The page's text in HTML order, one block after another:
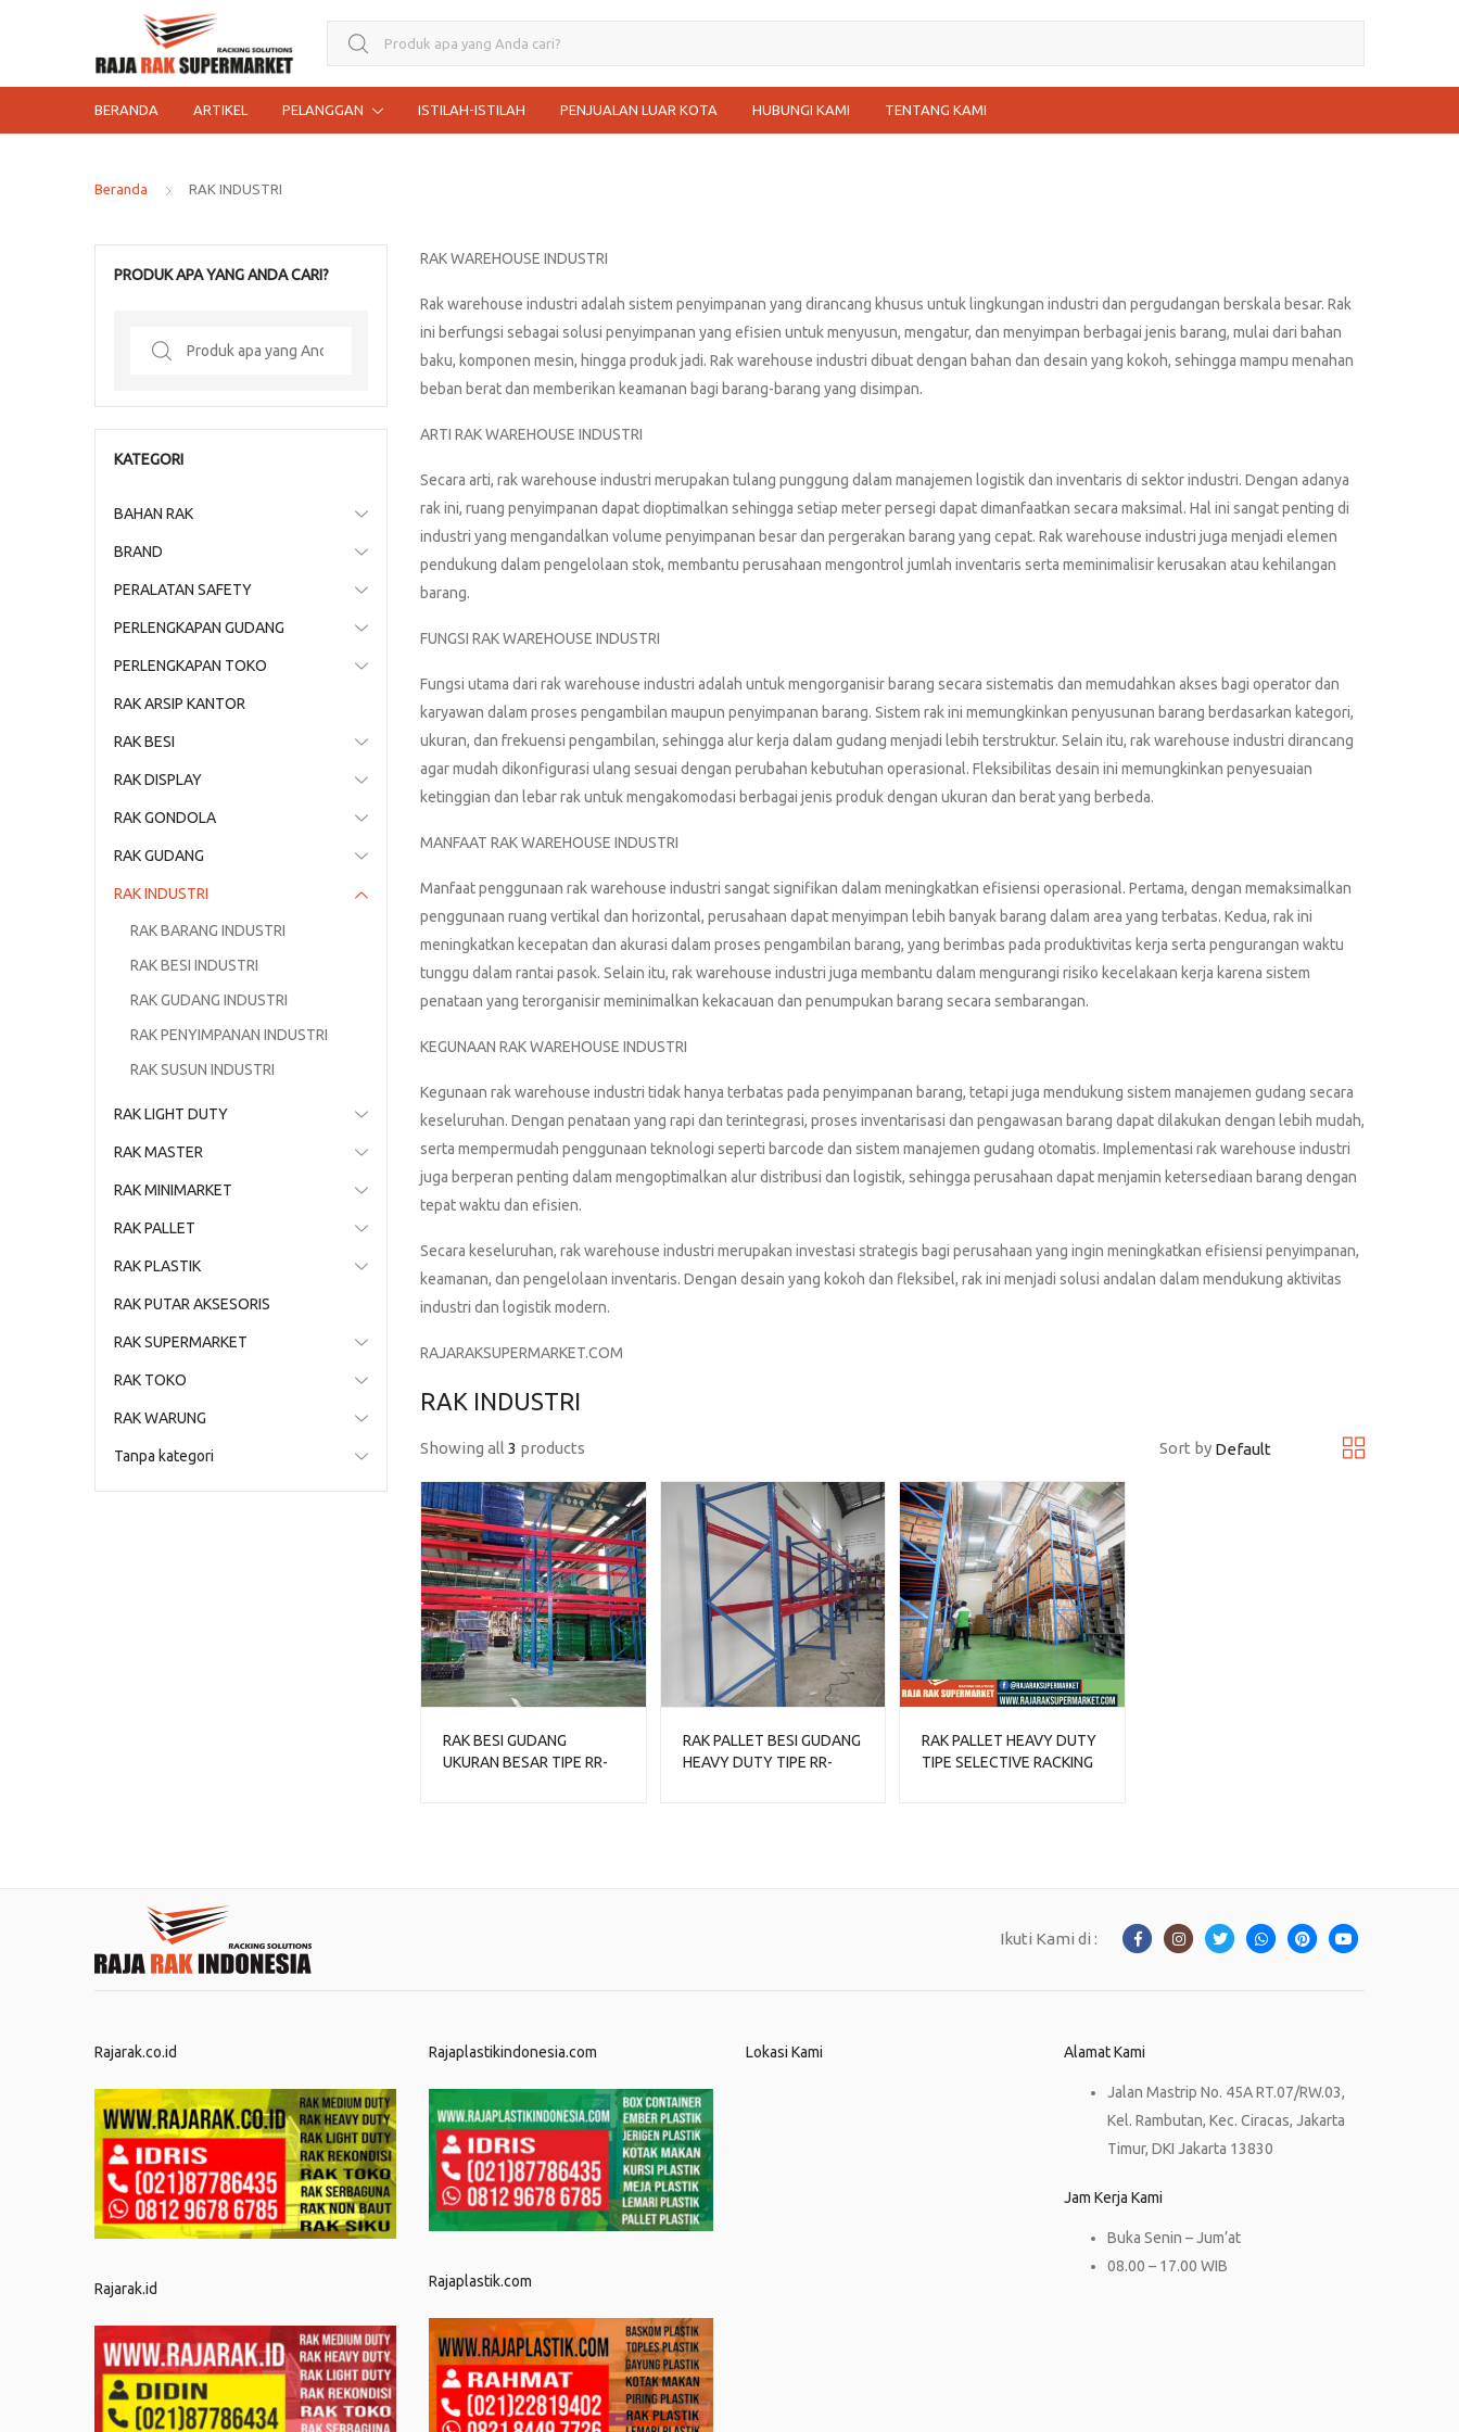
Search for:
BERANDA ARTIKEL PELANGGAN ISTILAH-ISTILAH PENJUALAN LUAR KOTA HUBUNGI KAMI TENTANG KAMI
Beranda RAK INDUSTRI
RAK WAREHOUSE INDUSTRI
Rak warehouse industri adalah sistem penyimpanan yang dirancang khusus untuk lingkungan industri dan pergudangan berskala besar. Rak
ini berfungsi sebagai solusi penyimpanan yang efisien untuk menyusun, mengatur, dan menyimpan berbagai jenis barang, mulai dari bahan
baku, komponen mesin, hingga produk jadi. Rak warehouse industri dibuat dengan bahan dan desain yang kokoh, sehingga mampu menahan
beban berat dan memberikan keamanan bagi barang-barang yang disimpan.
ARTI RAK WAREHOUSE INDUSTRI
Secara arti, rak warehouse industri merupakan tulang punggung dalam manajemen logistik dan inventaris di sektor industri. Dengan adanya
rak ini, ruang penyimpanan dapat dioptimalkan sehingga setiap meter persegi dapat dimanfaatkan secara maksimal. Hal ini sangat penting di
industri yang mengandalkan volume penyimpanan besar dan pergerakan barang yang cepat. Rak warehouse industri juga menjadi elemen
pendukung dalam pengelolaan stok, membantu perusahaan mengontrol jumlah inventaris serta meminimalisir kerusakan atau kehilangan
barang.
FUNGSI RAK WAREHOUSE INDUSTRI
Fungsi utama dari rak warehouse industri adalah untuk mengorganisir barang secara sistematis dan memudahkan akses bagi operator dan
karyawan dalam proses pengambilan maupun penyimpanan barang. Sistem rak ini memungkinkan penyusunan barang berdasarkan kategori,
ukuran, dan frekuensi pengambilan, sehingga alur kerja dalam gudang menjadi lebih terstruktur. Selain itu, rak warehouse industri dirancang
agar mudah dikonfigurasi ulang sesuai dengan perubahan kebutuhan operasional. Fleksibilitas desain ini memungkinkan penyesuaian
ketinggian dan lebar rak untuk mengakomodasi berbagai jenis produk dengan ukuran dan berat yang berbeda.
MANFAAT RAK WAREHOUSE INDUSTRI
Manfaat penggunaan rak warehouse industri sangat signifikan dalam meningkatkan efisiensi operasional. Pertama, dengan memaksimalkan
penggunaan ruang vertikal dan horizontal, perusahaan dapat menyimpan lebih banyak barang dalam area yang terbatas. Kedua, rak ini
meningkatkan kecepatan dan akurasi dalam proses pengambilan barang, yang berimbas pada produktivitas kerja serta pengurangan waktu
tunggu dalam rantai pasok. Selain itu, rak warehouse industri juga membantu dalam mengurangi risiko kecelakaan kerja karena sistem
penataan yang terorganisir meminimalkan kekacauan dan penumpukan barang secara sembarangan.
KEGUNAAN RAK WAREHOUSE INDUSTRI
Kegunaan rak warehouse industri tidak hanya terbatas pada penyimpanan barang, tetapi juga mendukung sistem manajemen gudang secara
keseluruhan. Dengan penataan yang rapi dan terintegrasi, proses inventarisasi dan pengawasan barang dapat dilakukan dengan lebih mudah,
serta mempermudah penggunaan teknologi seperti barcode dan sistem manajemen gudang otomatis. Implementasi rak warehouse industri
juga berperan penting dalam mengoptimalkan alur distribusi dan logistik, sehingga perusahaan dapat menjamin ketersediaan barang dengan
tepat waktu dan efisien.
Secara keseluruhan, rak warehouse industri merupakan investasi strategis bagi perusahaan yang ingin meningkatkan efisiensi penyimpanan,
keamanan, dan pengelolaan inventaris. Dengan desain yang kokoh dan fleksibel, rak ini menjadi solusi andalan dalam mendukung aktivitas
industri dan logistik modern.
RAJARAKSUPERMARKET.COM
RAK INDUSTRI
Showing all 3 products Sort by
RAK BESI GUDANG
UKURAN BESAR TIPE RR-
RAK PALLET BESI GUDANG
HEAVY DUTY TIPE RR-
RAK PALLET HEAVY DUTY
TIPE SELECTIVE RACKING
PRODUK APA YANG ANDA CARI?
Search
KATEGORI
BAHAN RAK
BRAND
PERALATAN SAFETY
PERLENGKAPAN GUDANG
PERLENGKAPAN TOKO
RAK ARSIP KANTOR
RAK BESI
RAK DISPLAY
RAK GONDOLA
RAK GUDANG
RAK INDUSTRI
RAK BARANG INDUSTRI
RAK BESI INDUSTRI
RAK GUDANG INDUSTRI
RAK PENYIMPANAN INDUSTRI
RAK SUSUN INDUSTRI
RAK LIGHT DUTY
RAK MASTER
RAK MINIMARKET
RAK PALLET
RAK PLASTIK
RAK PUTAR AKSESORIS
RAK SUPERMARKET
RAK TOKO
RAK WARUNG
Tanpa kategori
Ikuti Kami di :
Rajarak.co.id
Rajarak.id
Rajaplastikindonesia.com
Rajaplastik.com
Lokasi Kami Alamat Kami
Jalan Mastrip No. 45A RT.07/RW.03,
Kel. Rambutan, Kec. Ciracas, Jakarta
Timur, DKI Jakarta 13830
Jam Kerja Kami
Buka Senin – Jum’at
08.00 – 17.00 WIB